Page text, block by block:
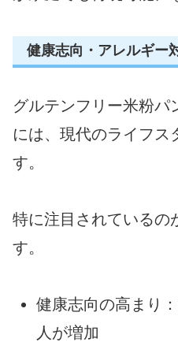
健康志向・アレルギー
グルテンフリー米粉パ
には、現代のライフス
す。
特に注目されているの
す。
健康志向の高まり
人が増加